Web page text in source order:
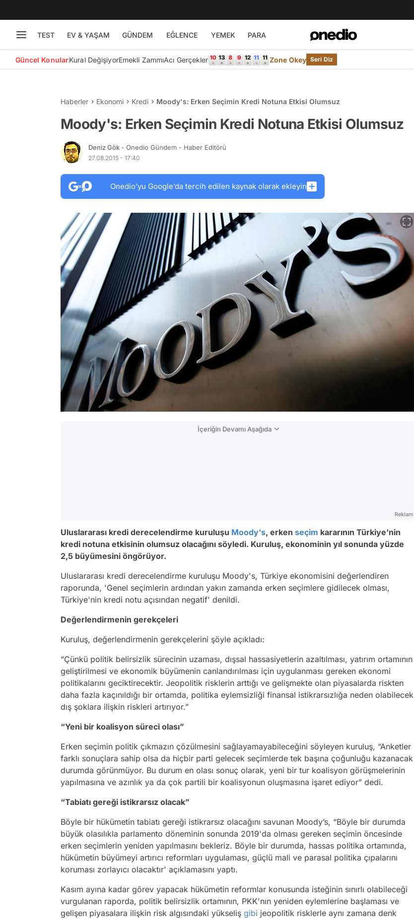
TEST EV & YAŞAM GÜNDEM EĞLENCE YEMEK PARA
Güncel KonularKural DeğişiyorEmekli ZammıAcı Gerçekler Zone Okey Seri Diz
Haberler Ekonomi Kredi Moody's: Erken Seçimin Kredi Notuna Etkisi Olumsuz
Moody's: Erken Seçimin Kredi Notuna Etkisi Olumsuz
Deniz Gök - Onedio Gündem - Haber Editörü
27.08.2015 - 17:40
Onedio’yu Google’da tercih edilen kaynak olarak ekleyin
İçeriğin Devamı Aşağıda
Reklam
Uluslararası kredi derecelendirme kuruluşu Moody's, erken seçim kararının Türkiye'nin
kredi notuna etkisinin olumsuz olacağını söyledi. Kuruluş, ekonominin yıl sonunda yüzde
2,5 büyümesini öngörüyor.
Uluslararası kredi derecelendirme kuruluşu Moody's, Türkiye ekonomisini değerlendiren
raporunda, 'Genel seçimlerin ardından yakın zamanda erken seçimlere gidilecek olması,
Türkiye'nin kredi notu açısından negatif' denildi.
Değerlendirmenin gerekçeleri
Kuruluş, değerlendirmenin gerekçelerini şöyle açıkladı:
“Çünkü politik belirsizlik sürecinin uzaması, dışsal hassasiyetlerin azaltılması, yatırım ortamının
geliştirilmesi ve ekonomik büyümenin canlandırılması için uygulanması gereken ekonomi
politikalarını geciktirecektir. Jeopolitik risklerin arttığı ve gelişmekte olan piyasalarda riskten
daha fazla kaçınıldığı bir ortamda, politika eylemsizliği finansal istikrarsızlığa neden olabilecek
dış şoklara ilişkin riskleri artırıyor.”
“Yeni bir koalisyon süreci olası”
Erken seçimin politik çıkmazın çözülmesini sağlayamayabileceğini söyleyen kuruluş, “Anketler
farklı sonuçlara sahip olsa da hiçbir parti gelecek seçimlerde tek başına çoğunluğu kazanacak
durumda görünmüyor. Bu durum en olası sonuç olarak, yeni bir tur koalisyon görüşmelerinin
yapılmasına ve azınlık ya da çok partili bir koalisyonun oluşmasına işaret ediyor” dedi.
“Tabiatı gereği istikrarsız olacak”
Böyle bir hükümetin tabiatı gereği istikrarsız olacağını savunan Moody’s, “Böyle bir durumda
büyük olasılıkla parlamento döneminin sonunda 2019'da olması gereken seçimin öncesinde
erken seçimlerin yeniden yapılmasını bekleriz. Böyle bir durumda, hassas politika ortamında,
hükümetin büyümeyi artırıcı reformları uygulaması, güçlü mali ve parasal politika çıpalarını
koruması zorlayıcı olacaktır' açıklamasını yaptı.
Kasım ayına kadar görev yapacak hükümetin reformlar konusunda isteğinin sınırlı olabileceği
vurgulanan raporda, politik belirsizlik ortamının, PKK'nın yeniden eylemlerine başlaması ve
gelişen piyasalara ilişkin risk algısındaki yükseliş gibi jeopolitik risklerle aynı zamana denk